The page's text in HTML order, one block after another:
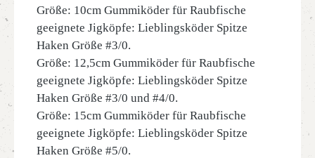
Größe: 10cm Gummiköder für Raubfische
geeignete Jigköpfe: Lieblingsköder Spitze
Haken Größe #3/0.
Größe: 12,5cm Gummiköder für Raubfische
geeignete Jigköpfe: Lieblingsköder Spitze
Haken Größe #3/0 und #4/0.
Größe: 15cm Gummiköder für Raubfische
geeignete Jigköpfe: Lieblingsköder Spitze
Haken Größe #5/0.